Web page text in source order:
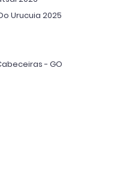
Urucuia 2025
- GO